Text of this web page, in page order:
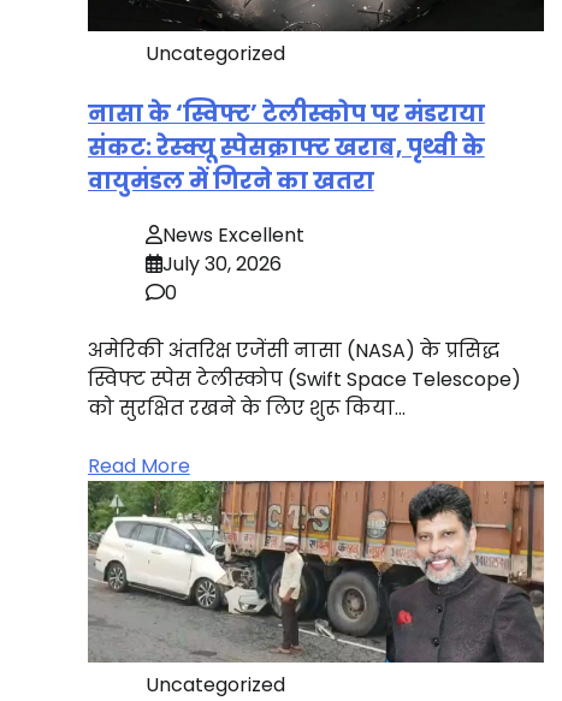
Uncategorized
नासा के ‘स्विफ्ट’ टेलीस्कोप पर मंडराया
संकट: रेस्क्यू स्पेसक्राफ्ट खराब, पृथ्वी के
वायुमंडल में गिरने का खतरा
News Excellent
July 30, 2026
0
अमेरिकी अंतरिक्ष एजेंसी नासा (NASA) के प्रसिद्ध
स्विफ्ट स्पेस टेलीस्कोप (Swift Space Telescope)
को सुरक्षित रखने के लिए शुरू किया…
Read More
Uncategorized